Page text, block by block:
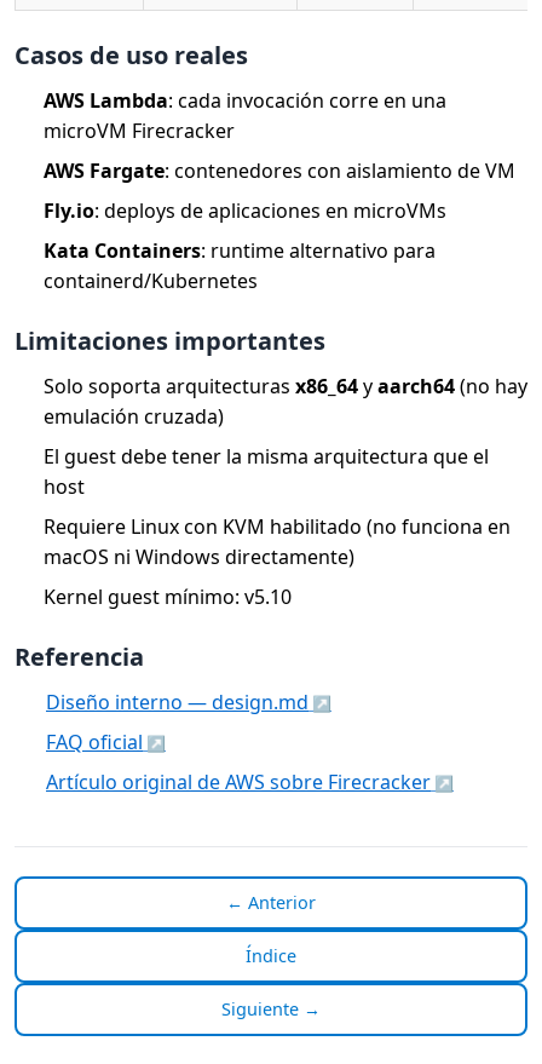
Casos de uso reales
AWS Lambda: cada invocación corre en una
microVM Firecracker
AWS Fargate: contenedores con aislamiento de VM
Fly.io: deploys de aplicaciones en microVMs
Kata Containers: runtime alternativo para
containerd/Kubernetes
Limitaciones importantes
Solo soporta arquitecturas x86_64yaarch64(no hay
emulación cruzada)
El guest debe tener la misma arquitectura que el
host
Requiere Linux con KVM habilitado (no funciona en
macOS ni Windows directamente)
Kernel guest mínimo: v5.10
Referencia
Diseño interno — design.md
FAQ oficial
Artículo original de AWS sobre Firecracker
← Anterior
Índice
Siguiente →